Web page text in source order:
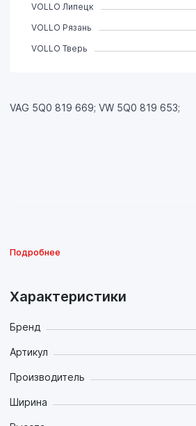
VAG 5Q0 819 669; VW 5Q0 819 653;
Подробнее
Характеристики
Бренд
Артикул
Производитель
Ширина
VOLLO Липецк
VOLLO Рязань
VOLLO Тверь